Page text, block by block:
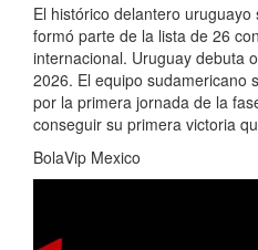
El histórico delantero
formó parte de la lista de 26
internacional. Uruguay debuta
2026. El equipo sudamericano
por la primera jornada de la
conseguir su primera victoria
BolaVip Mexico